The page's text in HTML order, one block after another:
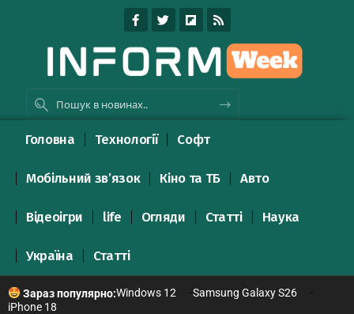
Головна Технології Софт
Мобільний зв’язок Кіно та ТБ Авто
Відеоігри life Огляди Статті Наука
Україна Статті
Зараз популярно:Windows 12
Samsung Galaxy S26
iPhone 18